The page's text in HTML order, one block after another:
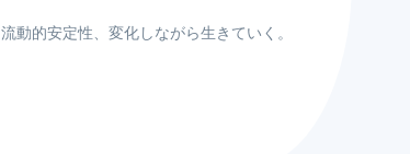
流動的安定性、変化しながら生きていく。